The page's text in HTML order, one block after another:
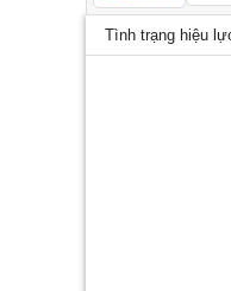
Tình trạng hiệu